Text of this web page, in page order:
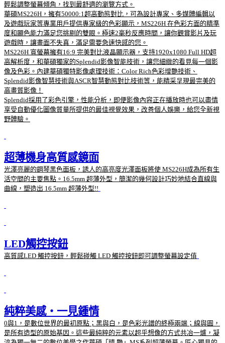
輕鬆調整螢幕傾角，找到最舒適的瀏覽方式。
華碩MS226H，擁有50000:1超高動態對比，可為設計專家、多媒體編輯以
及遊戲玩家等專業用戶提供專家級的色彩顯示，MS226H 在色彩方面的精準
度和顯色能力滿足您挑剔的雙眼。極速2毫秒反應時間，讓你觀賞影片及玩
遊戲時，讓畫面不失真，滿足需要急速快感的您。
MS226H 寬螢幕擁有16:9 完美對比液晶顯示器，支持1920x1080 Full HD超
高解析度，和華碩獨家的Splendid影像智能技術，讓您細緻的看見每一個影
像及色彩。內建華碩獨特影像處理技術：Color Rich色彩增艷技術、
Splendid影像智慧技術與ASCR智慧動態對比技術等，能精采呈現最完美的
高畫質影像！
Splendid採用了彩色引擎，性能分析，即便影像內容正在播放時也可以盡情
享受自動優化圖像質量所提供的最佳視覺效果，改善個人娛樂，給您全新視
野體驗。
超薄機身高質感鏡面
光澤亮麗的鋼琴黑色面板，誘人的高亮度光澤面板將使 MS226H成為所有生
活空間的主要焦點。16.5mm 超薄外型，簡潔的幾何設計巧妙地結合直線與
曲線，塑造出 16.5mm 超薄外型!!
LED觸控按鈕
高質感LED 觸控按鈕，輕鬆碰觸 LED 觸控按鈕即可調整螢幕設定值
純粹美感‧一見鍾情
0與1，是數位世界的最初原點；黑與白，是色彩光譜的終極兩端；線與圓，
是所有造型的原始基因。這些最純粹的元素以超乎想像的方式共冶一爐，凝